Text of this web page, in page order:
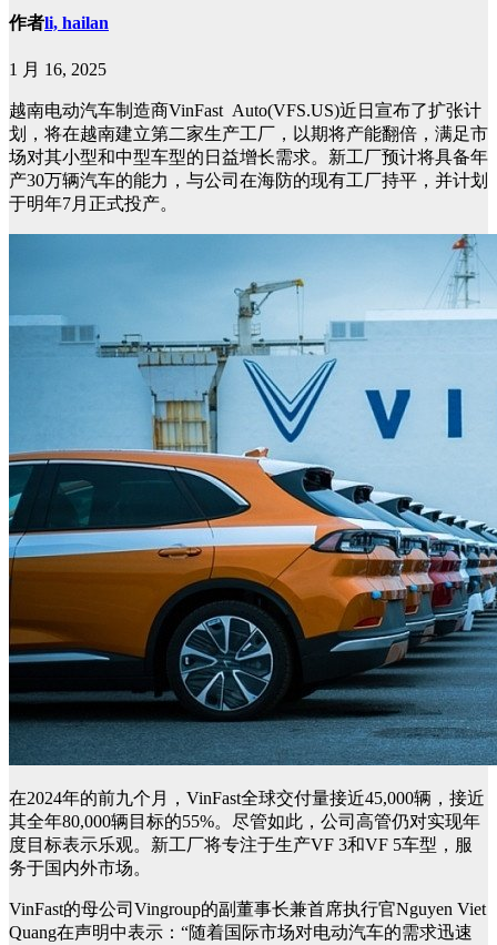
作者li, hailan
1 月 16, 2025
越南电动汽车制造商VinFast Auto(VFS.US)近日宣布了扩张计
划，将在越南建立第二家生产工厂，以期将产能翻倍，满足市
场对其小型和中型车型的日益增长需求。新工厂预计将具备年
产30万辆汽车的能力，与公司在海防的现有工厂持平，并计划
于明年7月正式投产。
在2024年的前九个月，VinFast全球交付量接近45,000辆，接近
其全年80,000辆目标的55%。尽管如此，公司高管仍对实现年
度目标表示乐观。新工厂将专注于生产VF 3和VF 5车型，服
务于国内外市场。
VinFast的母公司Vingroup的副董事长兼首席执行官Nguyen Viet
Quang在声明中表示：“随着国际市场对电动汽车的需求迅速